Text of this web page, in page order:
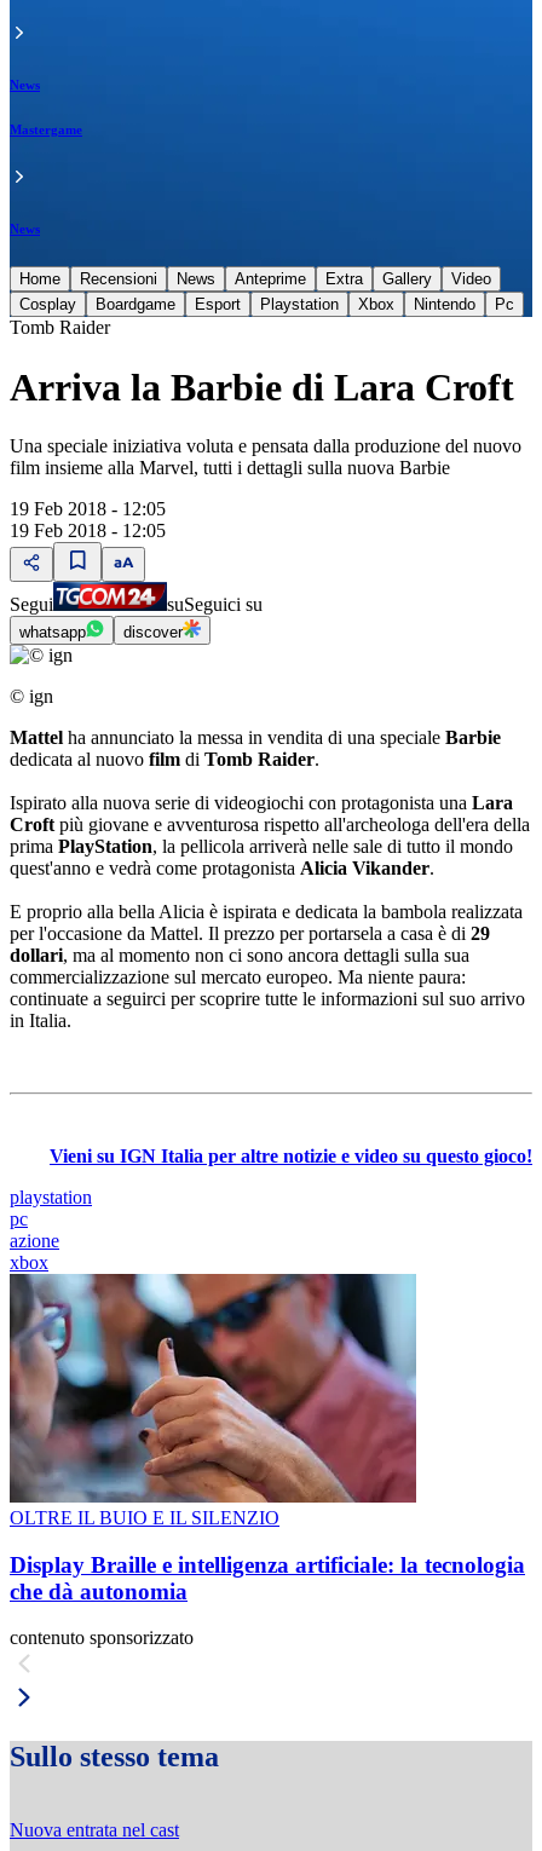
News
Mastergame
News
Home Recensioni News Anteprime Extra Gallery
Video
Cosplay
Boardgame Esport Playstation Xbox Nintendo Pc
Tomb Raider
Arriva la Barbie di Lara Croft
Una speciale iniziativa voluta e pensata dalla produzione del nuovo
film insieme alla Marvel, tutti i dettagli sulla nuova Barbie
19 Feb 2018 - 12:05
19 Feb 2018 - 12:05
Segui suSeguici su
whatsapp discover
© ign
Mattel ha annunciato la messa in vendita di una speciale Barbie
dedicata al nuovo film di Tomb Raider.
Ispirato alla nuova serie di videogiochi con protagonista una Lara
Croft più giovane e avventurosa rispetto all'archeologa dell'era della
prima PlayStation, la pellicola arriverà nelle sale di tutto il mondo
quest'anno e vedrà come protagonista Alicia Vikander.
E proprio alla bella Alicia è ispirata e dedicata la bambola realizzata
per l'occasione da Mattel. Il prezzo per portarsela a casa è di 29
dollari, ma al momento non ci sono ancora dettagli sulla sua
commercializzazione sul mercato europeo. Ma niente paura:
continuate a seguirci per scoprire tutte le informazioni sul suo arrivo
in Italia.
Vieni su IGN Italia per altre notizie e video su questo gioco!
playstation
pc
azione
xbox
OLTRE IL BUIO E IL SILENZIO
Display Braille e intelligenza artificiale: la tecnologia
che dà autonomia
contenuto sponsorizzato
Sullo stesso tema
Nuova entrata nel cast